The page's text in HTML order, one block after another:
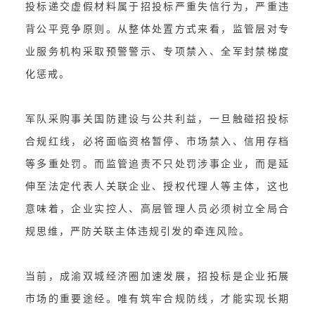
投标递交虚假材料属于招投标严重失信行为，严重违
背公平竞争原则。从整体处置方式来看，监管层对专
业服务机构采取预警警示、专项禁入、全军封禁梯度
化惩戒。
军队采购事关国防建设与公共利益，一旦触碰招投标
合规红线，必将面临资格暂停、市场禁入、信用存档
等多重处罚。而监管追责不只处罚涉事企业，而是延
伸至法定代表人关联企业、授权代理人等主体，这也
意味着，企业实控人、高层管理人员必须树立全局合
规思维，严防关联主体违规引发的牵连风险。
当前，成渝双城经济圈加速发展，招投标是企业拓展
市场的重要途经。唯有筑牢合规防线，才能实现长期